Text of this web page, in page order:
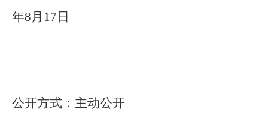
年8月 17 日
公开方式：主动公开